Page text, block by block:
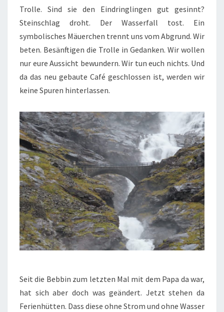
Trolle. Sind sie den Eindringlingen gut gesinnt?
Steinschlag droht. Der Wasserfall tost. Ein
symbolisches Mäuerchen trennt uns vom Abgrund. Wir
beten. Besänftigen die Trolle in Gedanken. Wir wollen
nur eure Aussicht bewundern. Wir tun euch nichts. Und
da das neu gebaute Café geschlossen ist, werden wir
keine Spuren hinterlassen.
Seit die Bebbin zum letzten Mal mit dem Papa da war,
hat sich aber doch was geändert. Jetzt stehen da
Ferienhütten. Dass diese ohne Strom und ohne Wasser